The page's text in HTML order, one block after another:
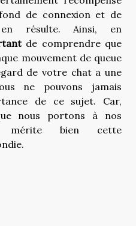
de connexion et de
en résulte. Ainsi, en
de comprendre que
mouvement de queue
de votre chat a une
ne pouvons jamais
de ce sujet. Car,
nous portons à nos
mérite bien cette